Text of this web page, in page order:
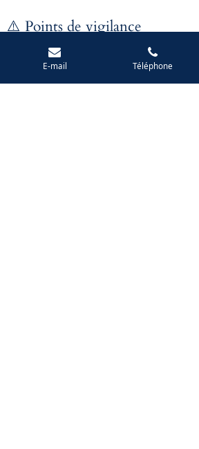
⚠️Pointsdevigilance
Concurrence logements
Importance
proximitétransports
E-mail Téléphone